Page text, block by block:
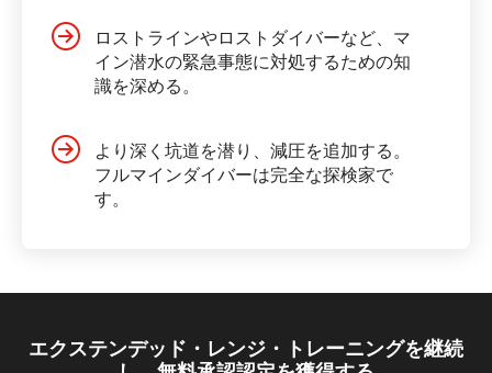
ロストラインやロストダイバーなど、マ
イン潜水の緊急事態に対処するための知
識を深める。
より深く坑道を潜り、減圧を追加する。
フルマインダイバーは完全な探検家で
す。
エクステンデッド・レンジ・トレーニングを継続